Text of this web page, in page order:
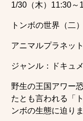
1/30（木）11:30～
トンボの世界（二）
アニマルプラネッ
ジャンル：ドキュ
野生の王国アワー
たとも言われる「
ンボの生態に迫りま